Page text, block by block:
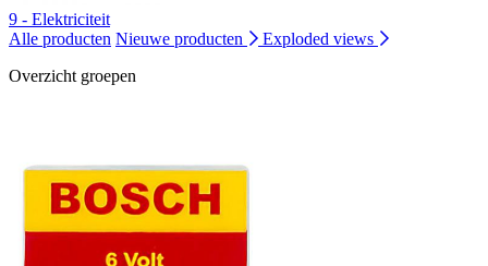
9 - Elektriciteit
Alle producten Nieuwe producten
Exploded views
Overzicht groepen